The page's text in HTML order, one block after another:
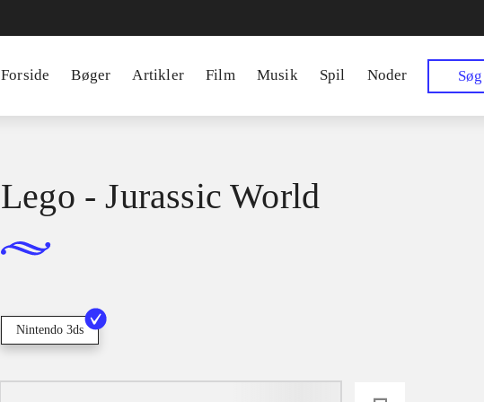
Forside Bøger Artikler Film Musik Spil Noder Søg
Lego - Jurassic World
Nintendo 3ds